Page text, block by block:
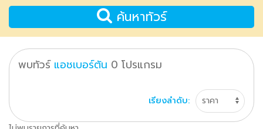
ค้นหาทัวร์
พบทัวร์ แอชเบอร์ตัน 0 โปรแกรม
เรียงลำดับ: